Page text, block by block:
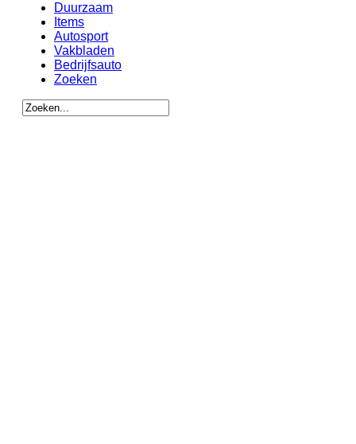
Duurzaam
Items
Autosport
Vakbladen
Bedrijfsauto
Zoeken